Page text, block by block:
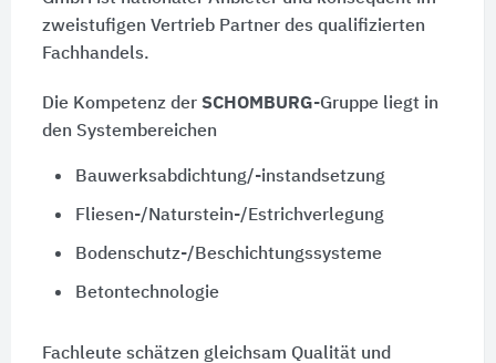
zweistufigen Vertrieb Partner des qualifizierten
Fachhandels.
Die Kompetenz der SCHOMBURG-Gruppe liegt in
den Systembereichen
Bauwerksabdichtung/-instandsetzung
Fliesen-/Naturstein-/Estrichverlegung
Bodenschutz-/Beschichtungssysteme
Betontechnologie
Fachleute schätzen gleichsam Qualität und